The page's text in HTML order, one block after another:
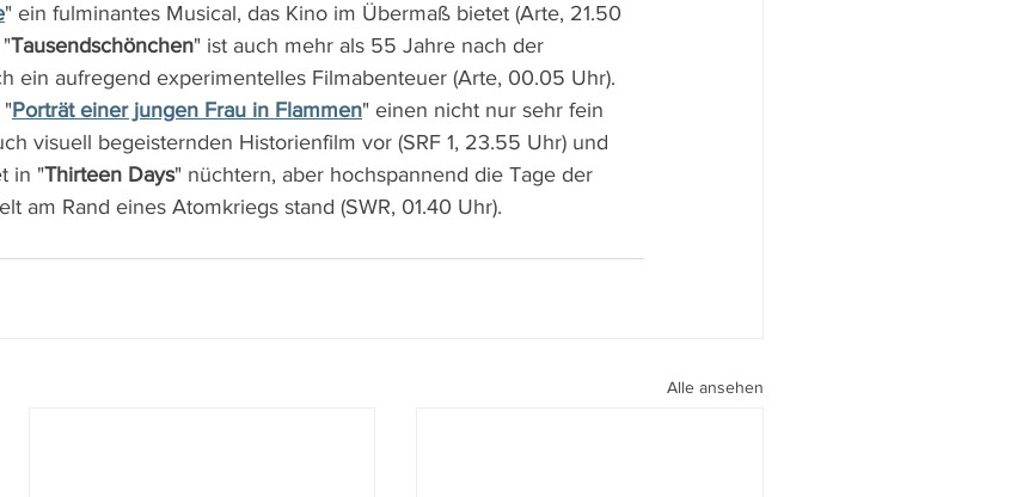
" ein fulminantes Musical, das Kino im Übermaß bietet (Arte, 21.50
Tausendschönchen" ist auch mehr als 55 Jahre nach der
ein aufregend experimentelles Filmabenteuer (Arte, 00.05 Uhr).
"Porträt einer jungen Frau in Flammen" einen nicht nur sehr fein
visuell begeisternden Historienfilm vor (SRF 1, 23.55 Uhr) und
in "Thirteen Days" nüchtern, aber hochspannend die Tage der
am Rand eines Atomkriegs stand (SWR, 01.40 Uhr).
Alle ansehen